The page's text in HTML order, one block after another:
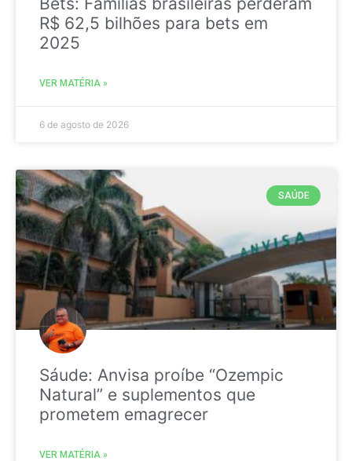
R$ 62,5 bilhões para bets em
2025
VER MATÉRIA »
6 de agosto de 2026
SAÚDE
Sáude: Anvisa proíbe “Ozempic
Natural” e suplementos que
prometem emagrecer
VER MATÉRIA »